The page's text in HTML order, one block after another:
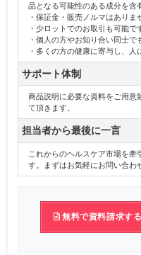
品となる可能性のある成分を含
・保証金・販売ノルマはありま
・少ロットでのお取引も可能
・個人の方やお知り合い同士で
・多くの方の健康に寄与し、人
サポート体制
商品説明に必要な資料をご用意
て頂きます。
担当者から最後に一言
これからのヘルスケア市場を牽
す。まずはお気軽にお問い合わ
無料で資料請求する